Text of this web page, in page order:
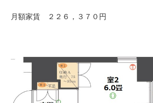
月額家賃 ２２６，３７０円